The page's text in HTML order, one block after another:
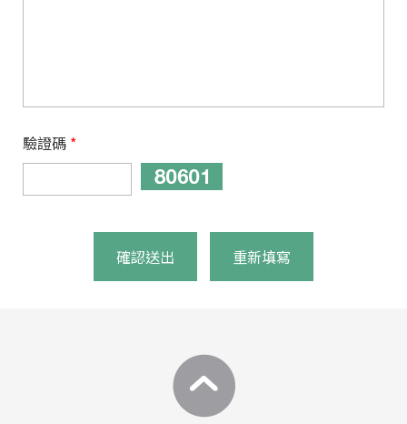
驗證碼 *
確認送出 重新填寫